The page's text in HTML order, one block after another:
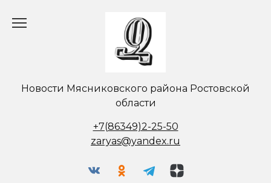
Новости Мясниковского района Ростовской
области
+7(86349)2-25-50
zaryas@yandex.ru